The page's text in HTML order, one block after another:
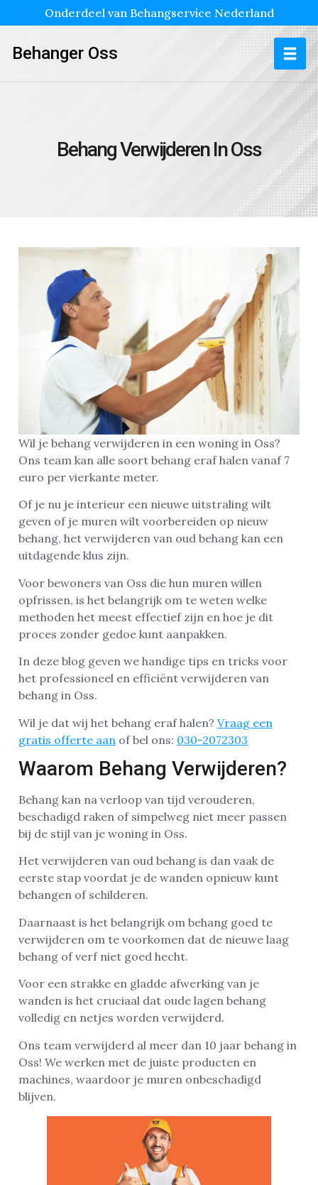
Onderdeel van Behangservice Nederland
Behanger Oss
Behang Verwijderen In Oss
Wil je behang verwijderen in een woning in Oss?
Ons team kan alle soort behang eraf halen vanaf 7
euro per vierkante meter.
Of je nu je interieur een nieuwe uitstraling wilt
geven of je muren wilt voorbereiden op nieuw
behang, het verwijderen van oud behang kan een
uitdagende klus zijn.
Voor bewoners van Oss die hun muren willen
opfrissen, is het belangrijk om te weten welke
methoden het meest effectief zijn en hoe je dit
proces zonder gedoe kunt aanpakken.
In deze blog geven we handige tips en tricks voor
het professioneel en efficiënt verwijderen van
behang in Oss.
Wil je dat wij het behang eraf halen? Vraag een
gratis offerte aan of bel ons: 030-2072303
Waarom Behang Verwijderen?
Behang kan na verloop van tijd verouderen,
beschadigd raken of simpelweg niet meer passen
bij de stijl van je woning in Oss.
Het verwijderen van oud behang is dan vaak de
eerste stap voordat je de wanden opnieuw kunt
behangen of schilderen.
Daarnaast is het belangrijk om behang goed te
verwijderen om te voorkomen dat de nieuwe laag
behang of verf niet goed hecht.
Voor een strakke en gladde afwerking van je
wanden is het cruciaal dat oude lagen behang
volledig en netjes worden verwijderd.
Ons team verwijderd al meer dan 10 jaar behang in
Oss! We werken met de juiste producten en
machines, waardoor je muren onbeschadigd
blijven.